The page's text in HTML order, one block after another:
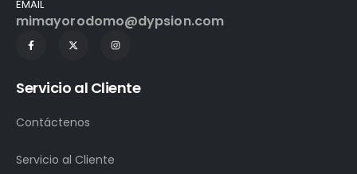
EMAIL
mimayorodomo@dypsion.com
Servicio al Cliente
Contáctenos
Servicio al Cliente